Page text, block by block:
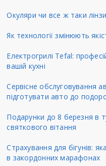
Окуляри чи все ж таки
Як технології змінюють
Електрогрилі Tefal:
вашій кухні
Сервісне обслуговування
підготувати авто до
Подарунки до 8 березня в
святкового вітання
Страхування для бігунів:
в закордонних марафонах